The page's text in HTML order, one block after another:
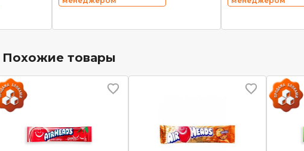
Похожие товары